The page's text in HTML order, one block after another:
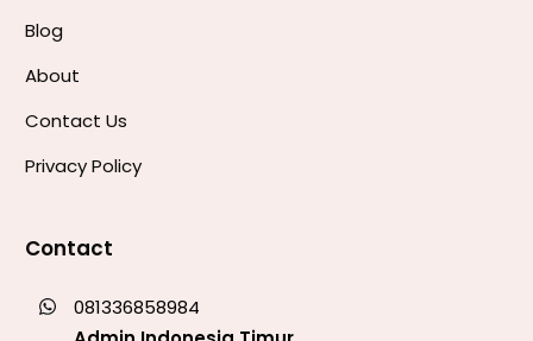
Blog
About
Contact Us
Privacy Policy
Contact
081336858984